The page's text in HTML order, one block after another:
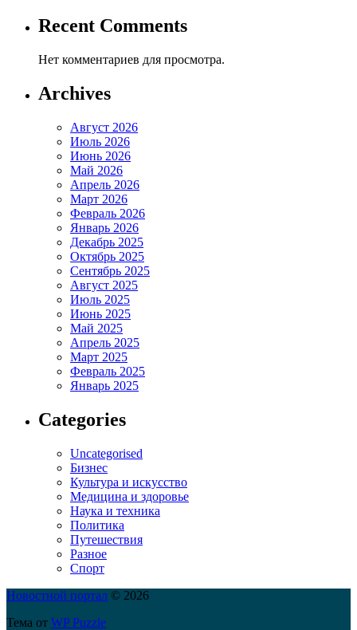
Recent Comments
Нет комментариев для просмотра.
Archives
Август 2026
Июль 2026
Июнь 2026
Май 2026
Апрель 2026
Март 2026
Февраль 2026
Январь 2026
Декабрь 2025
Октябрь 2025
Сентябрь 2025
Август 2025
Июль 2025
Июнь 2025
Май 2025
Апрель 2025
Март 2025
Февраль 2025
Январь 2025
Categories
Uncategorised
Бизнес
Культура и искусство
Медицина и здоровье
Наука и техника
Политика
Путешествия
Разное
Спорт
Новостной портал © 2026
Тема от WP Puzzle